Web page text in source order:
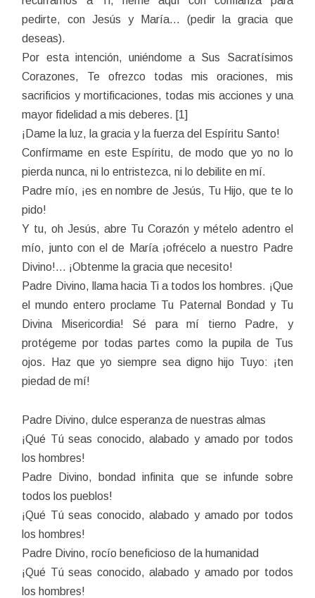
pedirte, con Jesús y María… (pedir la gracia que
deseas).
Por esta intención, uniéndome a Sus Sacratísimos
Corazones, Te ofrezco todas mis oraciones, mis
sacrificios y mortificaciones, todas mis acciones y una
mayor fidelidad a mis deberes. [1]
¡Dame la luz, la gracia y la fuerza del Espíritu Santo!
Confírmame en este Espíritu, de modo que yo no lo
pierda nunca, ni lo entristezca, ni lo debilite en mí.
Padre mío, ¡es en nombre de Jesús, Tu Hijo, que te lo
pido!
Y tu, oh Jesús, abre Tu Corazón y mételo adentro el
mío, junto con el de María ¡ofrécelo a nuestro Padre
Divino!… ¡Obtenme la gracia que necesito!
Padre Divino, llama hacia Ti a todos los hombres. ¡Que
el mundo entero proclame Tu Paternal Bondad y Tu
Divina Misericordia! Sé para mí tierno Padre, y
protégeme por todas partes como la pupila de Tus
ojos. Haz que yo siempre sea digno hijo Tuyo: ¡ten
piedad de mí!
Padre Divino, dulce esperanza de nuestras almas
¡Qué Tú seas conocido, alabado y amado por todos
los hombres!
Padre Divino, bondad infinita que se infunde sobre
todos los pueblos!
¡Qué Tú seas conocido, alabado y amado por todos
los hombres!
Padre Divino, rocío beneficioso de la humanidad
¡Qué Tú seas conocido, alabado y amado por todos
los hombres!